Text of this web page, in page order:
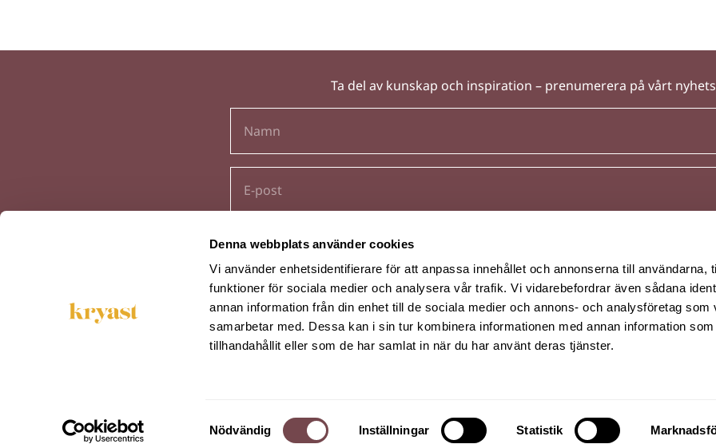
Denna webbplats använder cookies
Vi använder enhetsidentifierare för att anpassa innehållet och annonserna till användarna,
funktioner för sociala medier och analysera vår trafik. Vi vidarebefordrar även sådana
annan information från din enhet till de sociala medier och annons- och analysföretag som
samarbetar med. Dessa kan i sin tur kombinera informationen med annan information
tillhandahållit eller som de har samlat in när du har använt deras tjänster.
Samtyckesval
Nödvändig Inställningar Statistik
Ta del av kunskap och inspiration – prenumerera på vårt
Kryast i Sverige AB | Framtidsvägen 12, Hus Bravo, 351 96, Växjö | Krinova, Stridsvagnsvägen 14,